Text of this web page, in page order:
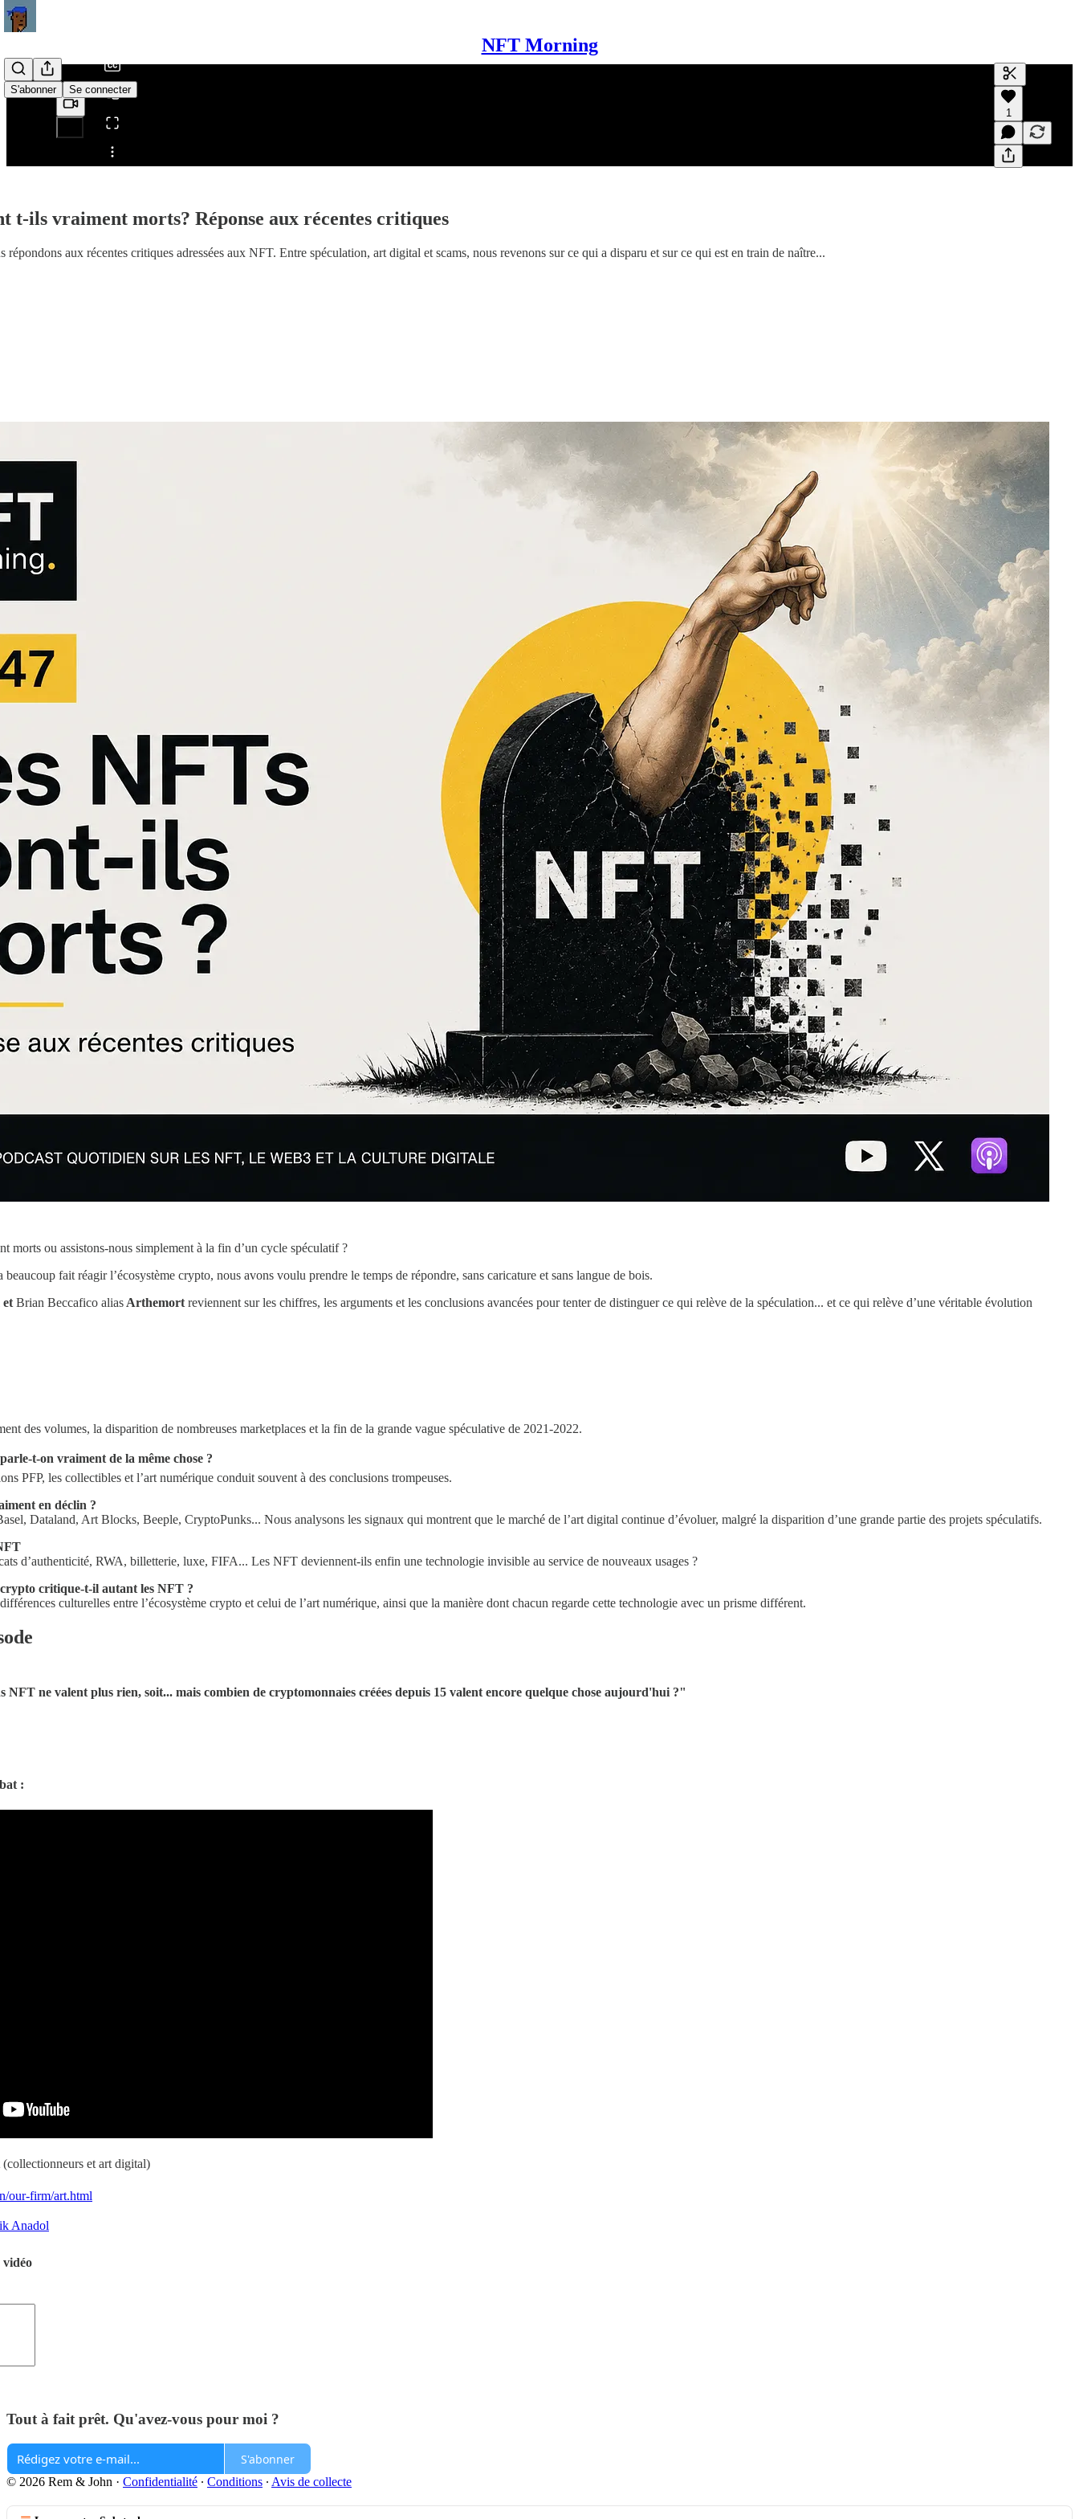
NFT Morning
S'abonner Se connecter
Partager depuis0:00
Générer un
Une
des aperçus
1
t-ils vraiment morts? Réponse aux récentes critiques
répondons aux récentes critiques adressées aux NFT. Entre spéculation, art digital et scams, nous revenons sur ce qui a disparu et sur ce qui est en train de naître...
morts ou assistons-nous simplement à la fin d’un cycle spéculatif ?
fait réagir l’écosystème crypto, nous avons voulu prendre le temps de répondre, sans caricature et sans langue de bois.
et Brian Beccafico alias Arthemort reviennent sur les chiffres, les arguments et les conclusions avancées pour tenter de distinguer ce qui relève de la spéculation... et ce qui relève d’une véritable évolution
des volumes, la disparition de nombreuses marketplaces et la fin de la grande vague spéculative de 2021-2022.
t-on vraiment de la même chose ?
PFP, les collectibles et l’art numérique conduit souvent à des conclusions trompeuses.
en déclin ?
Dataland, Art Blocks, Beeple, CryptoPunks... Nous analysons les signaux qui montrent que le marché de l’art digital continue d’évoluer, malgré la disparition d’une grande partie des projets spéculatifs.
d’authenticité, RWA, billetterie, luxe, FIFA... Les NFT deviennent-ils enfin une technologie invisible au service de nouveaux usages ?
critique-t-il autant les NFT ?
culturelles entre l’écosystème crypto et celui de l’art numérique, ainsi que la manière dont chacun regarde cette technologie avec un prisme différent.
NFT ne valent plus rien, soit... mais combien de cryptomonnaies créées depuis 15 valent encore quelque chose aujourd'hui ?"
:
(collectionneurs et art digital)
our-firm/art.html
Anadol
vidéo
Tout à fait prêt. Qu'avez-vous pour moi ?
S'abonner
© 2026 Rem & John · Confidentialité ∙ Conditions ∙ Avis de collecte